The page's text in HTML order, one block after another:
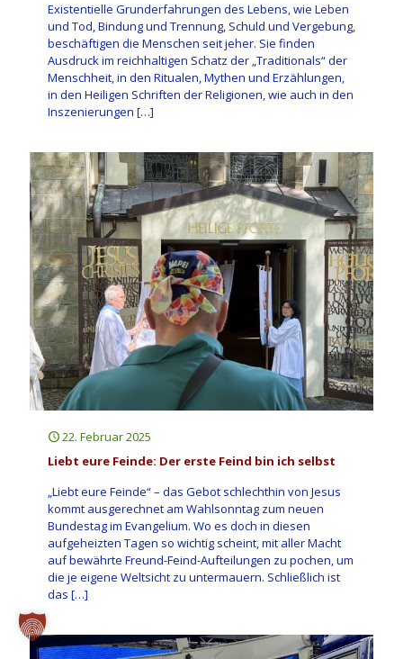
Existentielle Grunderfahrungen des Lebens, wie Leben
und Tod, Bindung und Trennung, Schuld und Vergebung,
beschäftigen die Menschen seit jeher. Sie finden
Ausdruck im reichhaltigen Schatz der „Traditionals“ der
Menschheit, in den Ritualen, Mythen und Erzählungen,
in den Heiligen Schriften der Religionen, wie auch in den
Inszenierungen […]
22. Februar 2025
Liebt eure Feinde: Der erste Feind bin ich selbst
„Liebt eure Feinde“ – das Gebot schlechthin von Jesus
kommt ausgerechnet am Wahlsonntag zum neuen
Bundestag im Evangelium. Wo es doch in diesen
aufgeheizten Tagen so wichtig scheint, mit aller Macht
auf bewährte Freund-Feind-Aufteilungen zu pochen, um
die je eigene Weltsicht zu untermauern. Schließlich ist
das […]